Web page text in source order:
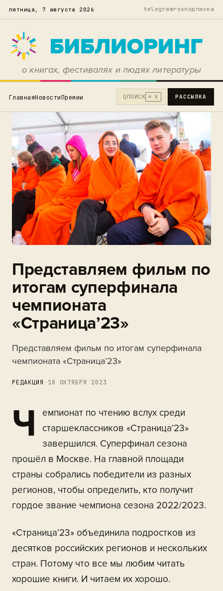
пятница, 7 августа 2026 telegramrssподписка
о книгах, фестивалях и людях литературы
ГлавнаяНовостиПремии Q ПОИСК ⌘ K РАССЫЛКА
Представляем фильм по
итогам суперфинала
чемпионата
«Страница’23»
Представляем фильм по итогам суперфинала
чемпионата «Страница’23»
РЕДАКЦИЯ · 18 ОКТЯБРЯ 2023
Ч
емпионат по чтению вслух среди
старшеклассников «Страница’23»
завершился. Суперфинал сезона
прошёл в Москве. На главной площади
страны собрались победители из разных
регионов, чтобы определить, кто получит
гордое звание чемпиона сезона 2022/2023.
«Страница’23» объединила подростков из
десятков российских регионов и нескольких
стран. Потому что все мы любим читать
хорошие книги. И читаем их хорошо.